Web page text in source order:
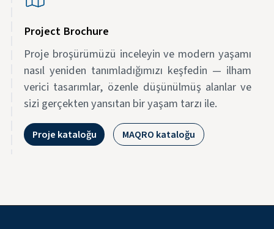
Project Brochure
Proje broşürümüzü inceleyin ve modern yaşamı
nasıl yeniden tanımladığımızı keşfedin — ilham
verici tasarımlar, özenle düşünülmüş alanlar ve
sizi gerçekten yansıtan bir yaşam tarzı ile.
Proje kataloğu MAQRO kataloğu